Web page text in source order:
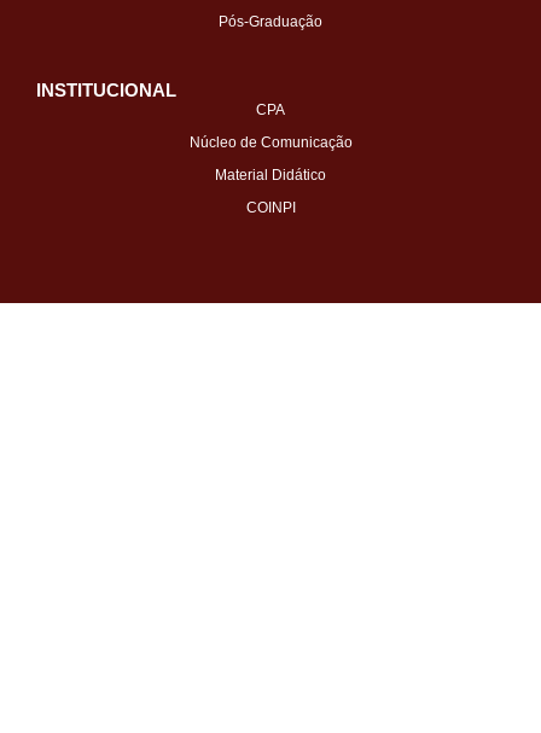
Pós-Graduação
INSTITUCIONAL
CPA
Núcleo de Comunicação
Material Didático
COINPI